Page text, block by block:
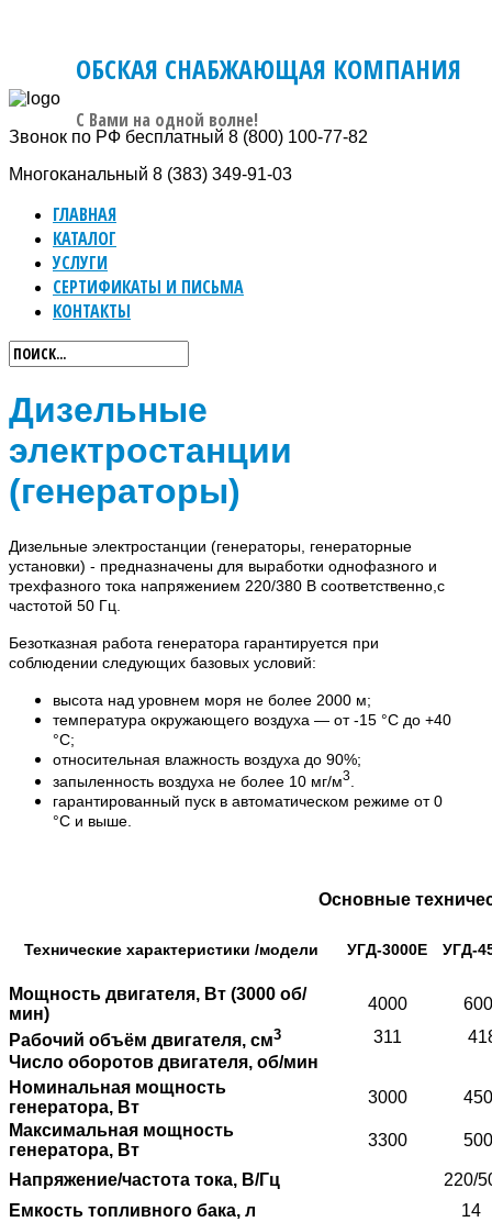
ОБСКАЯ СНАБЖАЮЩАЯ КОМПАНИЯ
C Вами на одной волне!
Звонок по РФ бесплатный 8 (800) 100-77-82
Многоканальный 8 (383) 349-91-03
ГЛАВНАЯ
КАТАЛОГ
УСЛУГИ
СЕРТИФИКАТЫ И ПИСЬМА
КОНТАКТЫ
Дизельные
электростанции
(генераторы)
Дизельные электростанции (генераторы, генераторные
установки) - предназначены для выработки однофазного и
трехфаз­ного тока напряжением 220/380 В соот­ветственно,с
часто­той 50 Гц.
Безотказная работа гене­ратора гарантируется при
соблюдении следующих базовых условий:
высота над уровнем моря не более 2000 м;
температура окружающего возду­ха — от -15 °C до +40
°C;
относительная влажность воздуха до 90%;
запыленность воздуха не более 10 мг/м3.
гарантированный пуск в автомати­ческом режиме от 0
°C и выше.
Основные
Технические характеристики /модели УГД-3000Е УГД-
Мощность двигателя, Вт (3000 об/
мин)
4000
Рабочий объём двигателя, см3 311
Число оборотов двигателя, об/мин
Номинальная мощность
генератора, Вт
3000
Максимальная мощность
генератора, Вт
3300
Напряжение/частота тока, В/Гц
220/
Емкость топливного бака, л
14